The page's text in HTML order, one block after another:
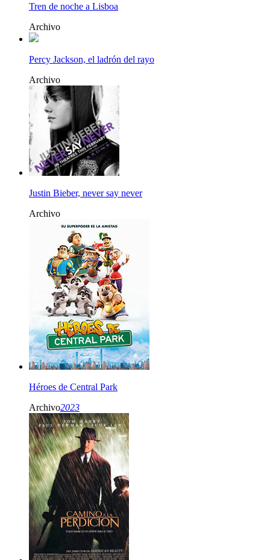
Tren de noche a Lisboa
Archivo
Percy Jackson, el ladrón del rayo
Archivo
Justin Bieber, never say never
Archivo
Héroes de Central Park
Archivo2023